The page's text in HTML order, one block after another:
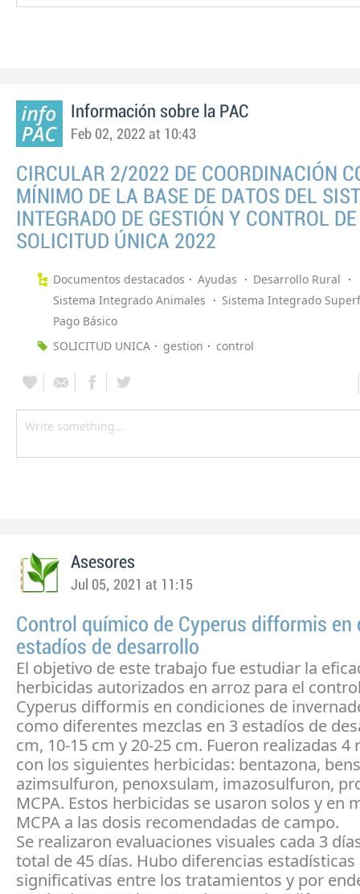
Información sobre la PAC
Feb 02, 2022 at 10:43
CIRCULAR 2/2022 DE COORDINACIÓN
MÍNIMO DE LA BASE DE DATOS DEL
INTEGRADO DE GESTIÓN Y CONTROL
SOLICITUD ÚNICA 2022
Documentos destacados Ayudas
Desarrollo Rural
Sistema Integrado Animales
Sistema Integrado
Pago Básico
SOLICITUD UNICA
gestion control
Asesores
Jul 05, 2021 at 11:15
Control químico de Cyperus difformis en
estadíos de desarrollo
El objetivo de este trabajo fue estudiar la
herbicidas autorizados en arroz para el
Cyperus difformis en condiciones de
como diferentes mezclas en 3 estadíos de
cm, 10-15 cm y 20-25 cm. Fueron realizadas 4
con los siguientes herbicidas: bentazona,
azimsulfuron, penoxsulam, imazosulfuron,
MCPA. Estos herbicidas se usaron solos y en
MCPA a las dosis recomendadas de campo.
Se realizaron evaluaciones visuales cada 3
total de 45 días. Hubo diferencias estadísticas
significativas entre los tratamientos y por